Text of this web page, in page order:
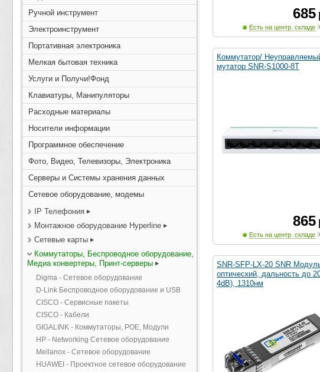
Ручной инструмент
Электроинструмент
Портативная электроника
Мелкая бытовая техника
Услуги и Получи!Фонд
Клавиатуры, Манипуляторы
Расходные материалы
Носители информации
Программное обеспечение
Фото, Видео, Телевизоры, Электроника
Серверы и Системы хранения данных
Сетевое оборудование, модемы
IP Телефония
Монтажное оборудование Hyperline
Сетевые карты
Коммутаторы, Беспроводное оборудование,
Медиа конвертеры, Принт-серверы
Digma - Сетевое оборудование
D-Link Беспроводное оборудование и USB
CISCO - Сервисные пакеты
CISCO - Кабели
GIGALINK - Коммутаторы, POE, Модули
HP - Networking Сетевое оборудование
Mellanox - Сетевое оборудование
HUAWEI - Проектное сетевое оборудование
685
Есть на центр. складе
Коммутатор/
мутатор SNR-S1000-8T
865
Есть на центр. складе
SNR-SFP-LX-20 SNR
оптический, дальность до
4dB), 1310нм